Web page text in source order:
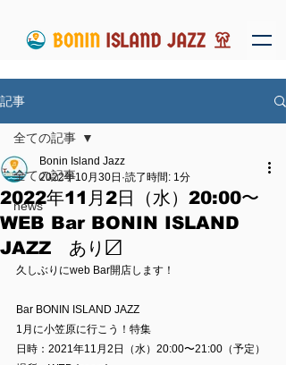
記事
全ての記事
news
全ての記事
2022年11月2日（水）20:00〜
WEB Bar BONIN ISLAND
JAZZ あり〼
Bonin Island Jazz
2022年10月30日 読了時間: 1分
久しぶりにweb Bar開店します！
Bar BONIN ISLAND JAZZ
1月に小笠原に行こう！特集
日時：2021年11月2日（水）20:00〜21:00（予定）